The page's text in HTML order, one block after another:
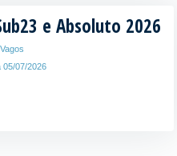
e Absoluto 2026
Vagos
05/07/2026